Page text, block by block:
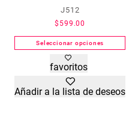
J512
$ 599.00
Seleccionar opciones
Este
producto
tiene
múltiples
favoritos
Añadir a la lista de deseos